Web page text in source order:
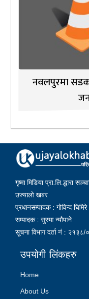
नवलपुरमा सडक
गृष्मा मिडिया प्रा.लि.द्धारा
उज्यालो खबर
प्रधानसम्पादक : गोविन्द घिमिरे
सम्पादक : सुस्मा न्यौपाने
सूचना विभाग दर्ता नं :
उपयोगी लिंकहरु
Home
About Us